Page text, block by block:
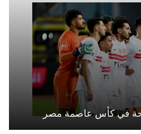
في كأس عاصمة مصر